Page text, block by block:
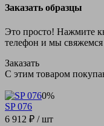
Заказать образцы
Это просто! Нажмите
телефон и мы
Заказать
С этим товаром
0%
SP 076
6 912 ₽ / шт